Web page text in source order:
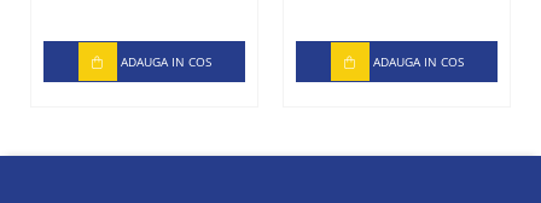
ADAUGA IN COS ADAUGA IN COS